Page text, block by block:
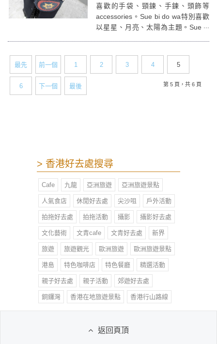
喜歡的手袋、頸鍊、手鍊、頭飾等
accessories。Sue bi do wa特別喜歡
以星星、月亮、太陽為主題。Sue bi
最先 前一個 1 2 3 4 5
6 下一個 最後 第 5 頁，共 6 頁
> 香港好去處搜尋
Cafe 九龍 亞洲旅遊 亞洲旅遊景點
人氣食店 休閒好去處 尖沙咀 戶外活動
拍拖好去處 拍拖活動 攝影 攝影好去處
文化藝術 文青cafe 文青好去處 新界
旅遊 旅遊觀光 歐洲旅遊 歐洲旅遊景點
港島 特色咖啡店 特色餐廳 精選活動
親子好去處 親子活動 郊遊好去處
銅鑼灣 香港在地旅遊景點 香港行山路線
返回頁頂